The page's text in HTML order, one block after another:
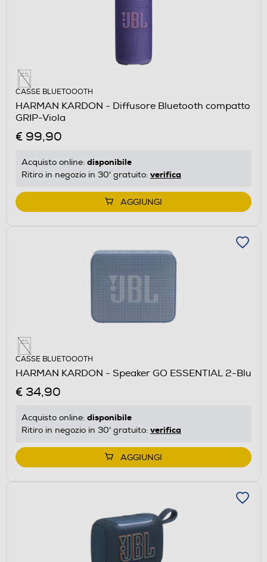
CASSE BLUETOOOTH
HARMAN KARDON - Diffusore Bluetooth compatto
GRIP-Viola
€ 99,90
Acquisto online: disponibile
Ritiro in negozio in 30' gratuito: verifica
AGGIUNGI
CASSE BLUETOOOTH
HARMAN KARDON - Speaker GO ESSENTIAL 2-Blu
€ 34,90
Acquisto online: disponibile
Ritiro in negozio in 30' gratuito: verifica
AGGIUNGI